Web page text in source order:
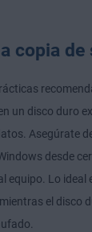
copia de
un disco duro
Asegúrate
desde
equipo. Lo ideal
el disco